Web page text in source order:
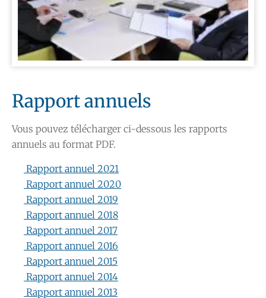
Rapport annuels
Vous pouvez télécharger ci-dessous les rapports
annuels au format PDF.
Rapport annuel 2021
Rapport annuel 2020
Rapport annuel 2019
Rapport annuel 2018
Rapport annuel 2017
Rapport annuel 2016
Rapport annuel 2015
Rapport annuel 2014
Rapport annuel 2013